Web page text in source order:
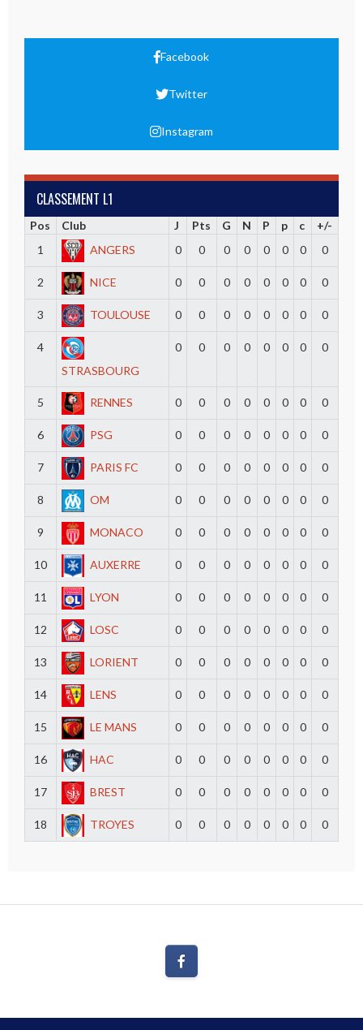
Facebook
Twitter
Instagram
CLASSEMENT L1
Pos Club J Pts G N P p c
+/-
1
ANGERS 0 0 0 0 0 0 0 0
2 NICE 0 0 0 0 0 0 0 0
3 TOULOUSE 0 0 0 0 0 0 0 0
4
STRASBOURG
0 0 0 0 0 0 0 0
5 RENNES 0 0 0 0 0 0 0 0
6 PSG 0 0 0 0 0 0 0 0
7 PARIS FC 0 0 0 0 0 0 0 0
8 OM 0 0 0 0 0 0 0 0
9 MONACO 0 0 0 0 0 0 0 0
10 AUXERRE 0 0 0 0 0 0 0 0
11 LYON 0 0 0 0 0 0 0 0
12 LOSC 0 0 0 0 0 0 0 0
13 LORIENT 0 0 0 0 0 0 0 0
14 LENS 0 0 0 0 0 0 0 0
15 LE MANS 0 0 0 0 0 0 0 0
16 HAC 0 0 0 0 0 0 0 0
17 BREST 0 0 0 0 0 0 0 0
18 TROYES 0 0 0 0 0 0 0 0